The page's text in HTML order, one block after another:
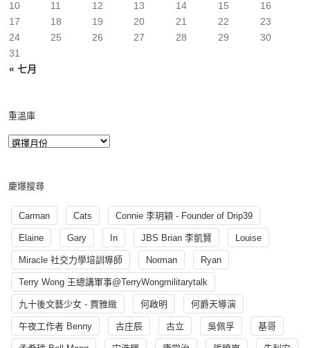
« 七月
10
11 12 13 14 15
16
17
18 19 20 21 22
23
24
25 26 27 28 29
30
31
重溫庫
慶爆搜尋
Carman Cats Connie 李玥穎 - Founder of Drip39
Elaine Gary In JBS Brian 李凱賢 Louise
Miracle 社交力學培訓導師 Norman Ryan
Terry Wong 王總講軍事@TerryWongmilitarytalk
九十後文藝少女 - 賈雅緻 何啟明 何爵天導演
午夜工作者 Benny 古庄辰 古立 吳佩孚 基哥